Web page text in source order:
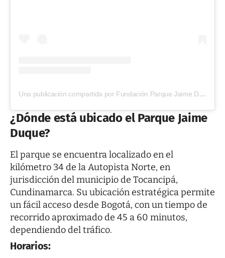
Una publicación compartida por Fundación Parque Jaime Duque (@parquejaimeduque)
¿Dónde está ubicado el Parque Jaime
Duque?
El parque se encuentra localizado en el
kilómetro 34 de la Autopista Norte, en
jurisdicción del municipio de Tocancipá,
Cundinamarca. Su ubicación estratégica permite
un fácil acceso desde Bogotá, con un tiempo de
recorrido aproximado de 45 a 60 minutos,
dependiendo del tráfico.
Horarios: